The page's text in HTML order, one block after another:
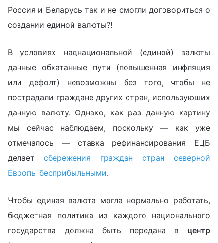
Россия и Беларусь так и не смогли договориться о
создании единой валюты?!
В условиях наднациональной (единой) валюты
данные обкатанные пути (повышенная инфляция
или дефолт) невозможны без того, чтобы не
пострадали граждане других стран, использующих
данную валюту. Однако, как раз данную картину
мы сейчас наблюдаем, поскольку — как уже
отмечалось — ставка рефинансирования ЕЦБ
делаетсбережения граждан стран северной
Европы бесприбыльными.
Чтобы единая валюта могла нормально работать,
бюджетная политика из каждого национального
государства должна быть передана в центр